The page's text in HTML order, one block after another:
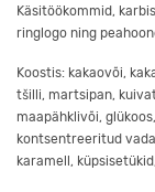
Käsitöökommid,
ringlogo ning
Koostis: kakaovõi,
tšilli, martsipan,
maapähklivõi,
kontsentreeritud
karamell,